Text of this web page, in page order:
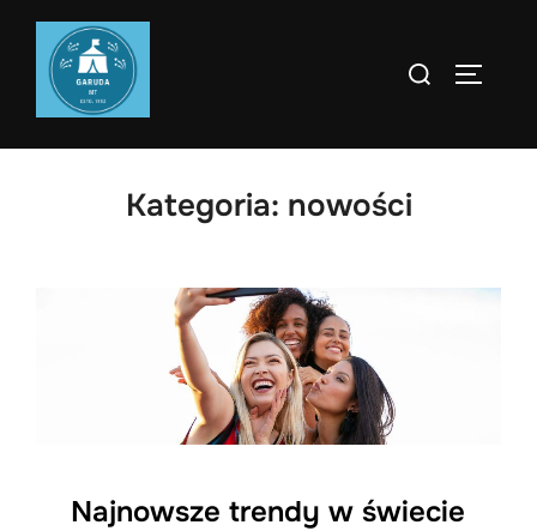
Skip
content
Search
Kategoria: nowości
Najnowsze trendy w świecie